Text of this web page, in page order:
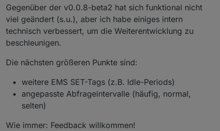
Gegenüber der v0.0.8-beta2 hat sich funktional nicht
viel geändert (s.u.), aber ich habe einiges intern
technisch verbessert, um die Weiterentwicklung zu
beschleunigen.
Die nächsten größeren Punkte sind:
weitere EMS SET-Tags (z.B. Idle-Periods)
angepasste Abfrageintervalle (häufig, normal,
selten)
Wie immer: Feedback willkommen!